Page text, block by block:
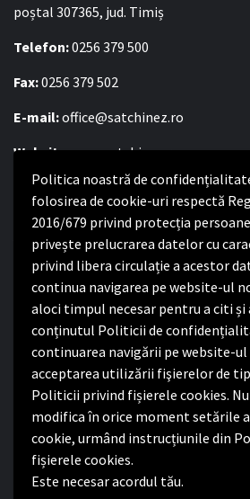
Politica noastră de
folosirea de cookie-uri respectă
2016/679 privind protecția
privește prelucrarea datelor cu
privind libera circulație a acestor
continua navigarea pe website-ul
aloci timpul necesar pentru a citi și
conținutul Politicii de
continuarea navigării pe website-
acceptarea utilizării fişierelor de
Politicii privind fișierele cookies.
modifica în orice moment setările
cookie, urmând instrucțiunile din
fișierele cookies.
Este necesar acordul tău.
poștal 307365, jud. Timiș
Telefon:0256 379 500
Fax:0256 379 502
E-mail:office@satchinez.ro
Website:www.satchinez.ro
Program cu publicul:
Luni – Joi:8:00-16:30
Vineri:8:00 – 14:00
Politica de
Politica de confidențialitate
Nota de informare privind
(UE) 2016/679
Termeni și condiții de utilizare website